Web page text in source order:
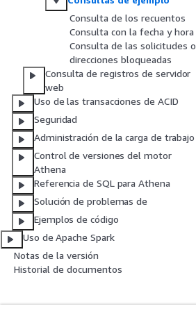
Consulta de los recuentos
Consulta con la fecha y hora
Consulta de las solicitudes o
direcciones bloqueadas
Consulta de registros de servidor
web
Uso de las transacciones de ACID
Seguridad
Administración de la carga de trabajo
Control de versiones del motor
Athena
Referencia de SQL para Athena
Solución de problemas de
Ejemplos de código
Uso de Apache Spark
Notas de la versión
Historial de documentos